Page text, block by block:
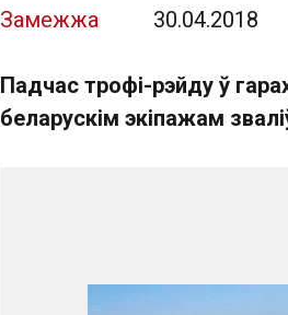
Замежжа 30.04.2018
Падчас трофі-рэйду ў
беларускім экіпажам